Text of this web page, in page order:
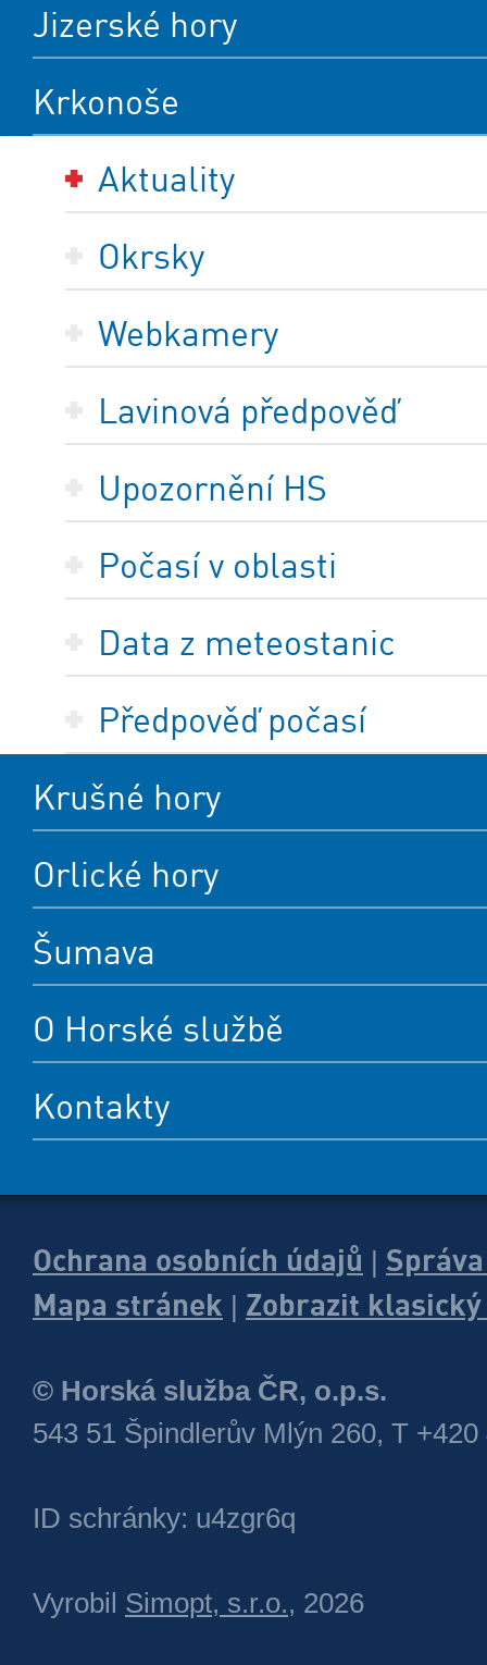
Jizerské hory
Krkonoše
Aktuality
Okrsky
Webkamery
Lavinová předpověď
Upozornění HS
Počasí v oblasti
Data z meteostanic
Předpověď počasí
Krušné hory
Orlické hory
Šumava
O Horské službě
Kontakty
Ochrana osobních údajů
Mapa stránek
Zobrazit
© Horská služba ČR, o.p.s.
543 51 Špindlerův Mlýn 260, T +420
ID schránky: u4zgr6q
Vyrobil Simopt, s.r.o., 2026